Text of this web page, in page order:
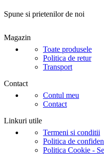
Spune si prietenilor de noi
Magazin
Toate produsele
Politica de retur
Transport
Contact
Contul meu
Contact
Linkuri utile
Termeni si conditii
Politica de
Politica Cookie -